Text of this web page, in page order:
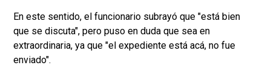
En este sentido, el funcionario subrayó que "está bien
que se discuta", pero puso en duda que sea en
extraordinaria, ya que "el expediente está acá, no fue
enviado".